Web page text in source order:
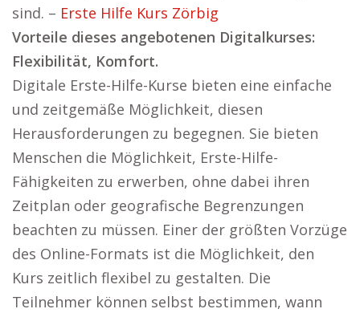
sind. – Erste Hilfe Kurs Zörbig
Vorteile dieses angebotenen Digitalkurses:
Flexibilität, Komfort.
Digitale Erste-Hilfe-Kurse bieten eine einfache
und zeitgemäße Möglichkeit, diesen
Herausforderungen zu begegnen. Sie bieten
Menschen die Möglichkeit, Erste-Hilfe-
Fähigkeiten zu erwerben, ohne dabei ihren
Zeitplan oder geografische Begrenzungen
beachten zu müssen. Einer der größten Vorzüge
des Online-Formats ist die Möglichkeit, den
Kurs zeitlich flexibel zu gestalten. Die
Teilnehmer können selbst bestimmen, wann